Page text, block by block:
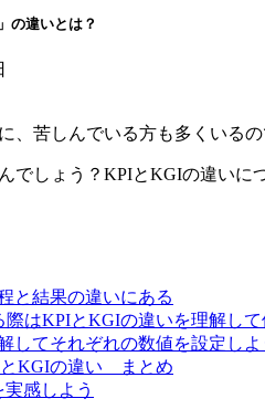
の違いとは？
、苦しんでいる方も多くいる
でしょう？KPIとKGIの違いに
と結果の違いにある
はKPIとKGIの違いを理解して
してそれぞれの数値を設定しよ
KGIの違い まとめ
実感しよう